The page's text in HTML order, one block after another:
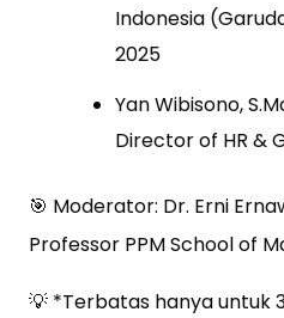
Indonesia
2025
Yan Wibisono,
Director of HR &
🎯 Moderator: Dr. Erni
Professor PPM School of
💡 *Terbatas hanya untuk